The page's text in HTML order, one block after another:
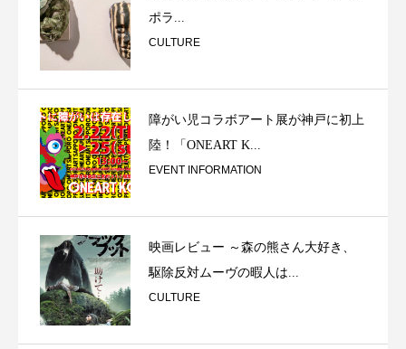
ポラ...
CULTURE
障がい児コラボアート展が神戸に初上
陸！「ONEART K...
EVENT INFORMATION
映画レビュー ～森の熊さん大好き、
駆除反対ムーヴの暇人は...
CULTURE